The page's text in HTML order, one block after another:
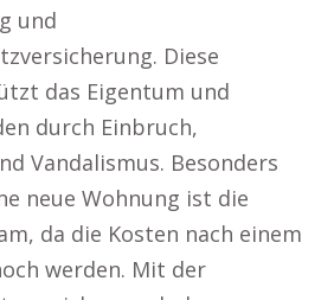
und
Diese
das Eigentum und
durch Einbruch,
Vandalismus. Besonders
neue Wohnung ist die
da die Kosten nach einem
werden. Mit der